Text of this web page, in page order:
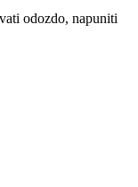
odozdo, napuniti